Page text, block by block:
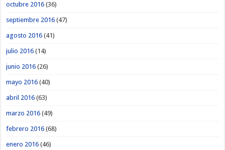
octubre 2016 (36)
septiembre 2016 (47)
agosto 2016 (41)
julio 2016 (14)
junio 2016 (26)
mayo 2016 (40)
abril 2016 (63)
marzo 2016 (49)
febrero 2016 (68)
enero 2016 (46)